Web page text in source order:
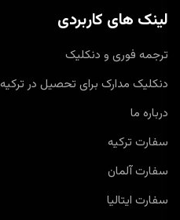
لینک های کاربردی
ترجمه فوری و دنکلیک
دنکلیک مدارک برای تحصیل در ترکیه
درباره ما
سفارت ترکیه
سفارت آلمان
سفارت ایتالیا